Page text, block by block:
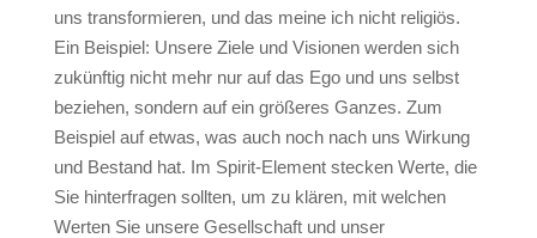
uns transformieren, und das meine ich nicht religiös.
Ein Beispiel: Unsere Ziele und Visionen werden sich
zukünftig nicht mehr nur auf das Ego und uns selbst
beziehen, sondern auf ein größeres Ganzes. Zum
Beispiel auf etwas, was auch noch nach uns Wirkung
und Bestand hat. Im Spirit-Element stecken Werte, die
Sie hinterfragen sollten, um zu klären, mit welchen
Werten Sie unsere Gesellschaft und unser